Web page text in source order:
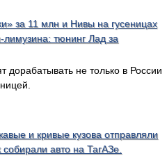
за 11 млн и Нивы на гусеницах
лимузина: тюнинг Лад за
дорабатывать не только в России
и кривые кузова отправляли
собирали авто на ТагАЗе.